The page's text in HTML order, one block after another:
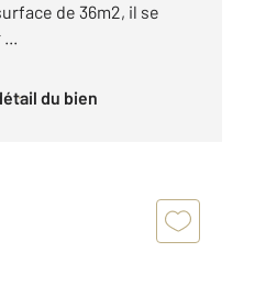
de 36m2, il se
du bien